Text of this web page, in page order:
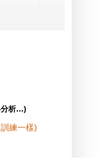
分析…)
練一樣)